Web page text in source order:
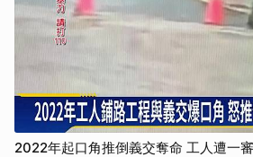
2022年起口角推倒義交奪命 工人遭一